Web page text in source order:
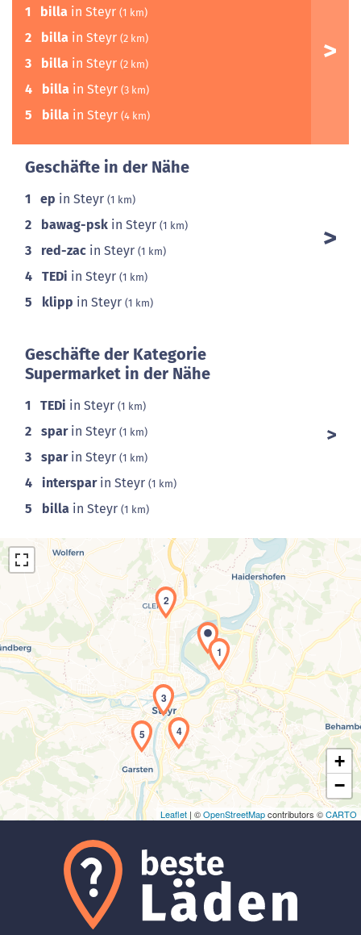
1 billa in Steyr (1 km)
2 billa in Steyr (2 km)
3 billa in Steyr (2 km)
4 billa in Steyr (3 km)
5 billa in Steyr (4 km)
Geschäfte in der Nähe
1 ep in Steyr (1 km)
2 bawag-psk in Steyr (1 km)
3 red-zac in Steyr (1 km)
4 TEDi in Steyr (1 km)
5 klipp in Steyr (1 km)
Geschäfte der Kategorie
Supermarket in der Nähe
1 TEDi in Steyr (1 km)
2 sparin Steyr (1 km)
3 sparin Steyr (1 km)
4 intersparin Steyr (1 km)
5 billa in Steyr (1 km)
Laden der Karte...
1
2
3
4
5
+
−
Leaflet | ©OpenStreetMapcontributors ©CARTO